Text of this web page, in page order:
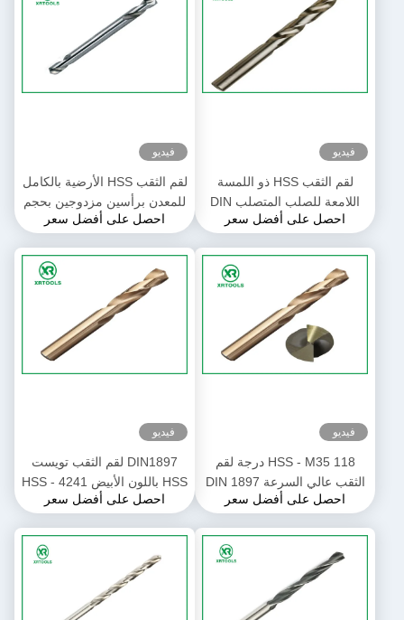
فيديو
لقم الثقب HSS ذو اللمسة
اللامعة للصلب المتصلب DIN
338 لقم الثقب الملتوي لليد
احصل على أفضل سعر
فيديو
لقم الثقب HSS الأرضية بالكامل
للمعدن برأسين مزدوجين بحجم
2 مم - 6 مم
احصل على أفضل سعر
فيديو
HSS - M35 118 درجة لقم
الثقب عالي السرعة DIN 1897
لون كهرماني ممتد الطول
احصل على أفضل سعر
فيديو
DIN1897 لقم الثقب تويست
HSS باللون الأبيض HSS - 4241
مادة 60 - 66HRC صلابة
احصل على أفضل سعر